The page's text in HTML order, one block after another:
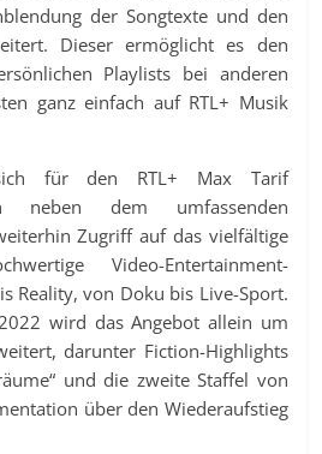
der Songtexte und den
Dieser ermöglicht es den
Playlists bei anderen
ganz einfach auf RTL+ Musik
für den RTL+ Max Tarif
neben dem umfassenden
Zugriff auf das vielfältige
Video-Entertainment-
Reality, von Doku bis Live-Sport.
wird das Angebot allein um
darunter Fiction-Highlights
und die zweite Staffel von
über den Wiederaufstieg